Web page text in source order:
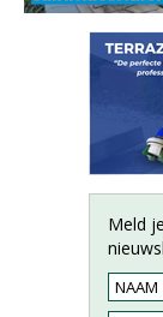
Meld